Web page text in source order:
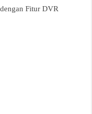
Fitur DVR